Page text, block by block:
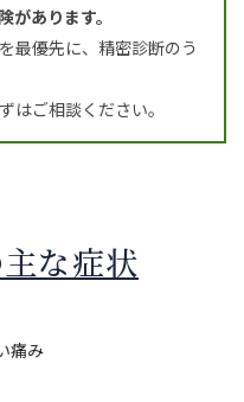
があります。
最優先に、精密診断のう
はご相談ください。
な症状
痛み